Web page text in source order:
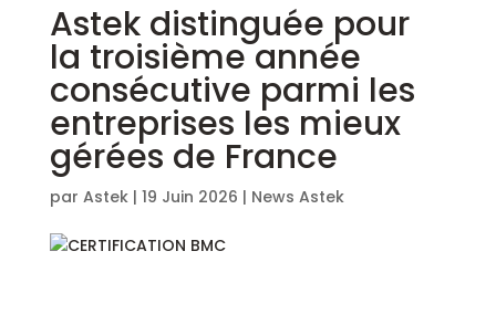
Astek distinguée pour
la troisième année
consécutive parmi les
entreprises les mieux
gérées de France
par Astek| 19 Juin 2026 | News Astek